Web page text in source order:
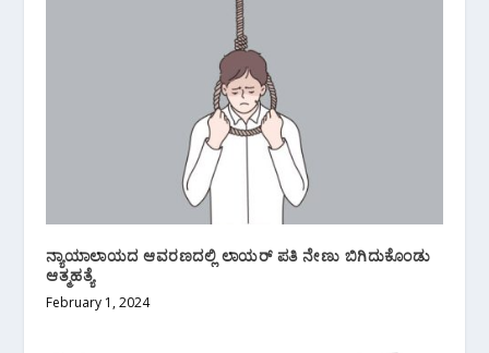
ನ್ಯಾಯಾಲಾಯದ ಆವರಣದಲ್ಲಿ ಲಾಯರ್ ಪತಿ ನೇಣು ಬಿಗಿದುಕೊಂಡು
ಆತ್ಮಹತ್ಯೆ
February 1, 2024